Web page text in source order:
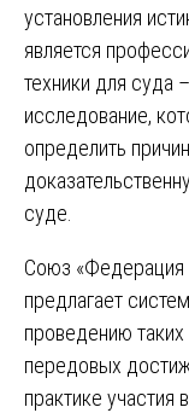
установления
является
техники для суда
исследование,
определить
суде.
Союз «Федерация
предлагает
проведению
передовых
практике